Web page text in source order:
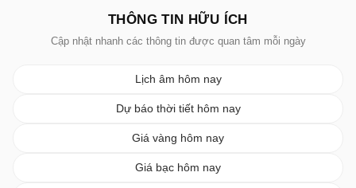
THÔNG TIN HỮU ÍCH
Cập nhật nhanh các thông tin được quan tâm mỗi ngày
Lịch âm hôm nay
Dự báo thời tiết hôm nay
Giá vàng hôm nay
Giá bạc hôm nay